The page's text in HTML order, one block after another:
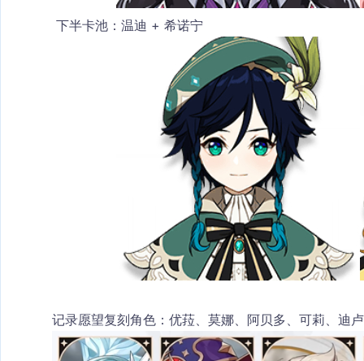
下半卡池 ：温迪 + 希诺宁
记录愿望复刻角色 ：优菈、莫娜、阿贝多、可莉、迪